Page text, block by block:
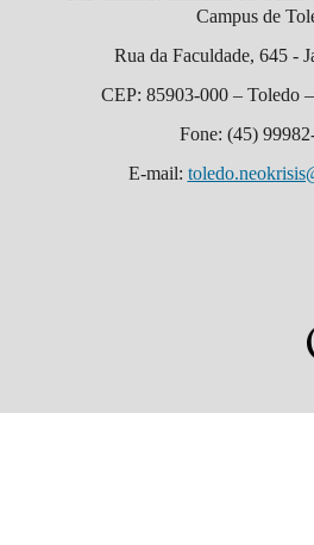
Campus de
Rua da Faculdade, 645 -
CEP: 85903-000 – Toledo
Fone: (45)
E-mail: